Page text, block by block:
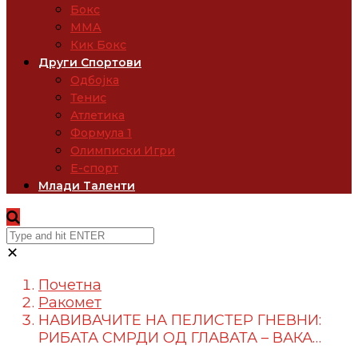
Бокс
ММА
Кик Бокс
Други Спортови
Одбојка
Тенис
Атлетика
Формула 1
Олимписки Игри
Е-спорт
Млади Таленти
✕
Почетна
Ракомет
НАВИВАЧИТЕ НА ПЕЛИСТЕР ГНЕВНИ:
РИБАТА СМРДИ ОД ГЛАВАТА – ВАКА…